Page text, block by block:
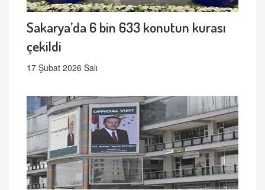
Sakarya’da 6 bin 633 konutun kurası
çekildi
17 Şubat 2026 Salı